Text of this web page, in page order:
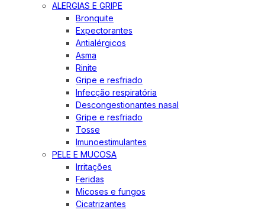
ALERGIAS E GRIPE
Bronquite
Expectorantes
Antialérgicos
Asma
Rinite
Gripe e resfriado
Infecção respiratória
Descongestionantes nasal
Gripe e resfriado
Tosse
Imunoestimulantes
PELE E MUCOSA
Irritações
Feridas
Micoses e fungos
Cicatrizantes